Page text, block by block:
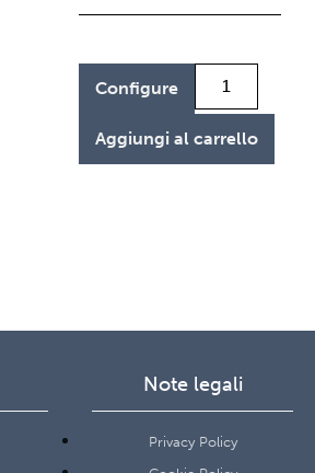
Configure
Aggiungi al carrello
Note legali
Privacy Policy